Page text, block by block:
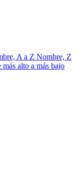
A a Z Nombre, Z
más alto a más bajo